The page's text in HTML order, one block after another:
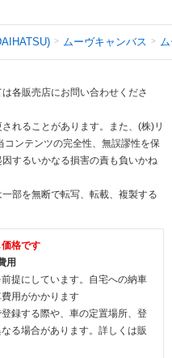
ムーヴキャンバス
各販売店にお問い合わせくださ
れることがあります。また、(株)リ
ンテンツの完全性、無誤謬性を保
するいかなる損害の責も負いかね
部を無断で転写、転載、複製する
格です
用
提にしています。自宅への納車
用がかかります
録する際や、車の定置場所、登
る場合があります。詳しくは販